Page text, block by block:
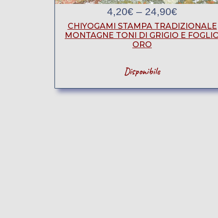
4,20€ – 24,90€
CHIYOGAMI STAMPA TRADIZIONALE
MONTAGNE TONI DI GRIGIO E
ORO
Disponibile